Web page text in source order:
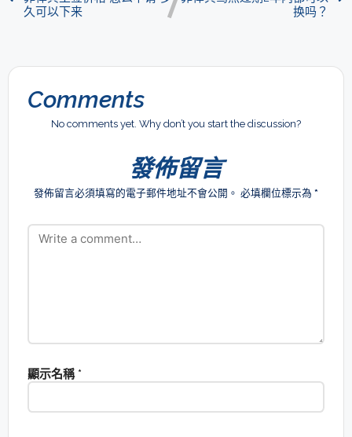
久可以下来
换吗？
Comments
No comments yet. Why don’t you start the discussion?
發佈留言
發佈留言必須填寫的電子郵件地址不會公開。 必填欄位標示為 *
顯示名稱 *